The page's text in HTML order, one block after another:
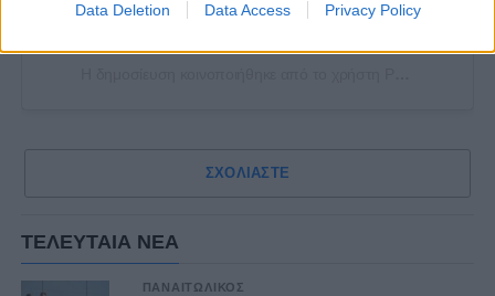
Data Deletion Data Access Privacy Policy
ΣΧΟΛΙΑΣΤΕ
ΤΕΛΕΥΤΑΙΑ ΝΕΑ
ΠΑΝΑΙΤΩΛΙΚΟΣ